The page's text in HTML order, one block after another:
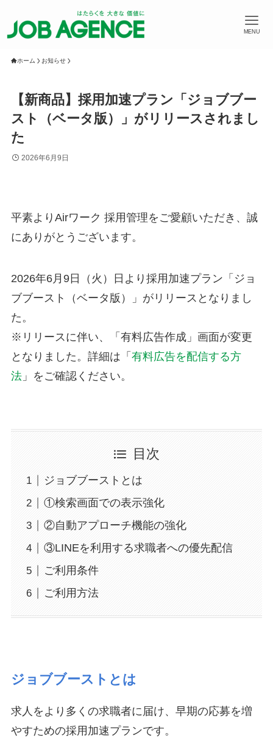
MENU
ホーム お知らせ
【新商品】採用加速プラン「ジョブブー
スト（ベータ版）」がリリースされまし
た
2026年6月9日
平素よりAirワーク 採用管理をご愛顧いただき、誠
にありがとうございます。
2026年6月9日（火）日より採用加速プラン「ジョ
ブブースト（ベータ版）」がリリースとなりまし
た。
※リリースに伴い、「有料広告作成」画面が変更
となりました。詳細は「 有料広告を配信する方
法」をご確認ください。
目次
ジョブブーストとは
①検索画面での表示強化
②自動アプローチ機能の強化
③LINEを利用する求職者への優先配信
ご利用条件
ご利用方法
ジョブブーストとは
求人をより多くの求職者に届け、早期の応募を増
やすための採用加速プランです。